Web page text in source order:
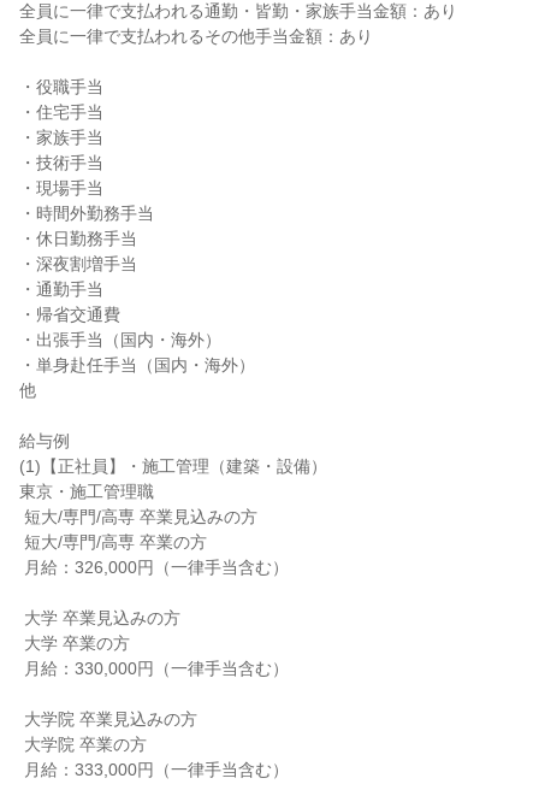
全員に一律で支払われる通勤・皆勤・家族手当金額：あり
全員に一律で支払われるその他手当金額：あり
・役職手当
・住宅手当
・家族手当
・技術手当
・現場手当
・時間外勤務手当
・休日勤務手当
・深夜割増手当
・通勤手当
・帰省交通費
・出張手当（国内・海外）
・単身赴任手当（国内・海外）
他
給与例
(1)【正社員】・施工管理（建築・設備）
東京・施工管理職